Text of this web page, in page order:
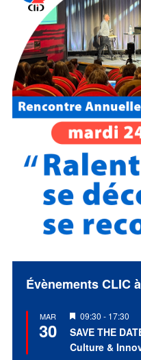
Évènements CLIC
MAR
30
Mis
en
avant
09:30 - 17:30
SAVE THE
Culture &